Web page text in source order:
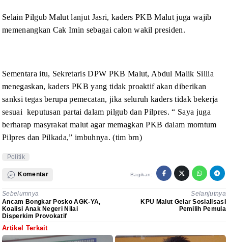
Selain Pilgub Malut lanjut Jasri, kaders PKB Malut juga wajib
memenangkan Cak Imin sebagai calon wakil presiden.
Sementara itu, Sekretaris DPW PKB Malut, Abdul Malik Sillia
menegaskan, kaders PKB yang tidak proaktif akan diberikan
sanksi tegas berupa pemecatan, jika seluruh kaders tidak bekerja
sesuai keputusan partai dalam pilgub dan Pilpres. “ Saya juga
berharap masyrakat malut agar memagkan PKB dalam momtum
Pilpres dan Pilkada,” imbuhnya. (tim brn)
Politik
Komentar Bagikan:
Sebelumnya
Ancam Bongkar Posko AGK-YA,
Koalisi Anak Negeri Nilai
Disperkim Provokatif
Selanjutnya
KPU Malut Gelar Sosialisasi
Pemilih Pemula
Artikel Terkait